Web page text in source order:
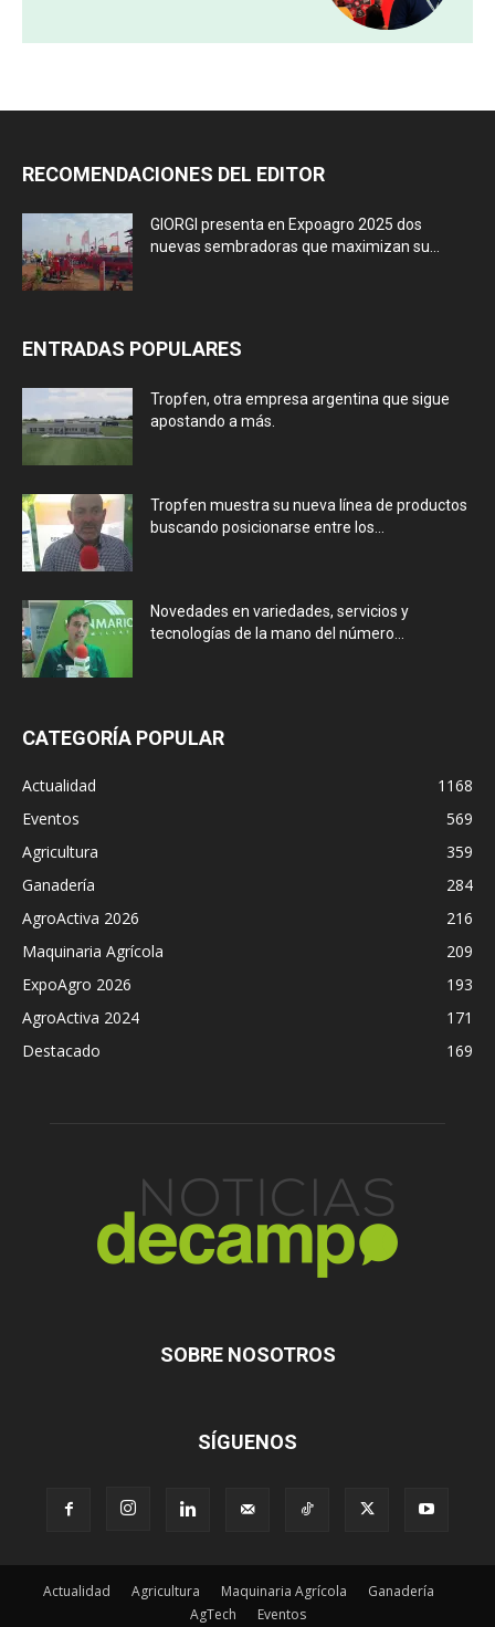
RECOMENDACIONES DEL EDITOR
GIORGI presenta en Expoagro 2025 dos
nuevas sembradoras que maximizan su...
ENTRADAS POPULARES
Tropfen, otra empresa argentina que sigue
apostando a más.
Tropfen muestra su nueva línea de productos
buscando posicionarse entre los...
Novedades en variedades, servicios y
tecnologías de la mano del número...
CATEGORÍA POPULAR
Actualidad
1168
Eventos
569
Agricultura
359
Ganadería
284
AgroActiva 2026
216
Maquinaria Agrícola
209
ExpoAgro 2026
193
AgroActiva 2024
171
Destacado
169
SOBRE NOSOTROS
SÍGUENOS
Actualidad Agricultura Maquinaria Agrícola
Ganadería
AgTech
Eventos